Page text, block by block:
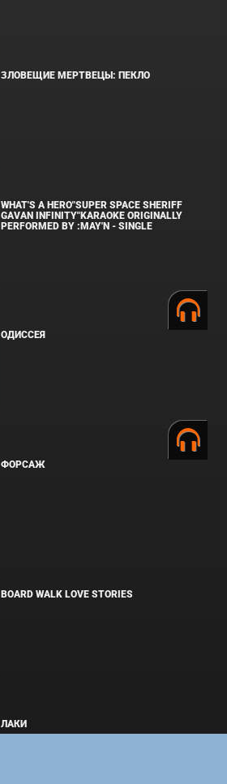
ЗЛОВЕЩИЕ МЕРТВЕЦЫ: ПЕКЛО
WHAT'S A HERO"SUPER SPACE SHERIFF
GAVAN INFINITY"KARAOKE ORIGINALLY
PERFORMED BY :MAY'N - SINGLE
ОДИССЕЯ
ФОРСАЖ
BOARD WALK LOVE STORIES
ЛАКИ